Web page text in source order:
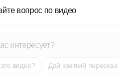
вопрос по видео
интересует?
видео? Дай краткий пересказ